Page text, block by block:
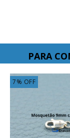
PARA
7% OFF